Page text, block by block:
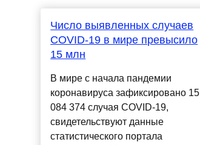
Число выявленных случаев
COVID-19 в мире превысило
15 млн
В мире с начала пандемии
коронавируса зафиксировано 15
084 374 случая COVID-19,
свидетельствуют данные
статистического портала